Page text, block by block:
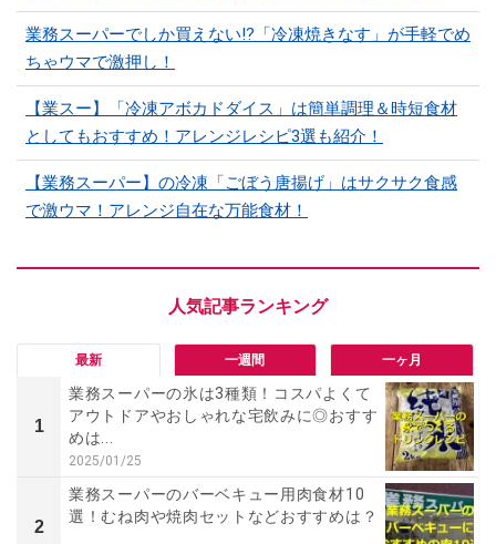
業務スーパーでしか買えない⁉「冷凍焼きなす」が手軽でめ
ちゃウマで激押し！
【業スー】「冷凍アボカドダイス」は簡単調理＆時短食材
としてもおすすめ！アレンジレシピ3選も紹介！
【業務スーパー】の冷凍「ごぼう唐揚げ」はサクサク食感
で激ウマ！アレンジ自在な万能食材！
最新 一週間 一ヶ月
1
業務スーパーの氷は3種類！コスパよくて
アウトドアやおしゃれな宅飲みに◎おすす
めは...
2025/01/25
2
業務スーパーのバーベキュー用肉食材10
選！むね肉や焼肉セットなどおすすめは？